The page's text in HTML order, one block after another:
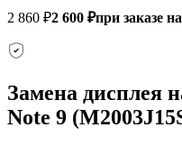
2 860 ₽2 600 ₽при заказе
Замена дисплея
Note 9